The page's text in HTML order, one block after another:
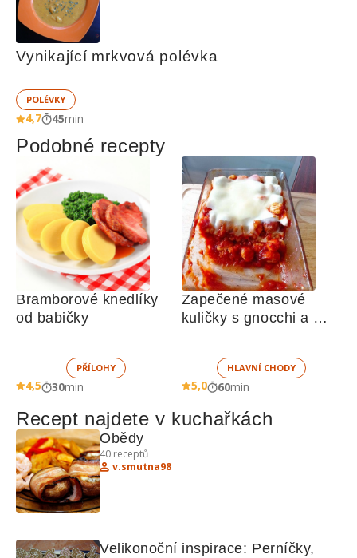
Vynikající mrkvová polévka
POLÉVKY
4,7 45min
Podobné recepty
Bramborové knedlíky
od babičky
PŘÍLOHY
4,5 30min
Zapečené masové
kuličky s gnocchi a
omáčce
HLAVNÍ CHODY
5,0 60min
Recept najdete v kuchařkách
Obědy
40 receptů
v.smutna98
Velikonoční inspirace: Perníčky,